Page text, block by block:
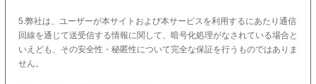
5.弊社は、ユーザーが本サイトおよび本サービスを利用するにあたり通信
回線を通じて送受信する情報に関して、暗号化処理がなされている場合と
いえども、その安全性・秘匿性について完全な保証を行うものではありま
せん。